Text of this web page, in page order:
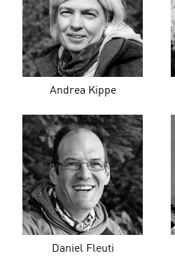
Andrea Kippe
Daniel Fleuti